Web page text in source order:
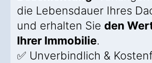
die Lebensdauer Ihres
und erhalten Sie den
Ihrer Immobilie.
✅ Unverbindlich &